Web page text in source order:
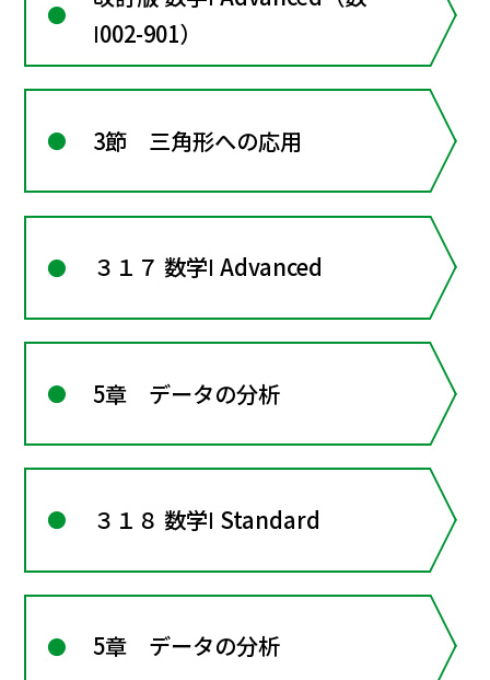
Ⅰ002-901）
3節 三角形への応用
３１７ 数学Ⅰ Advanced
5章 データの分析
３１８ 数学Ⅰ Standard
5章 データの分析